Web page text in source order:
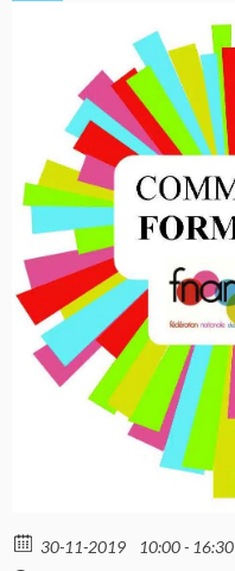
30-11-2019 10:00 - 16:30